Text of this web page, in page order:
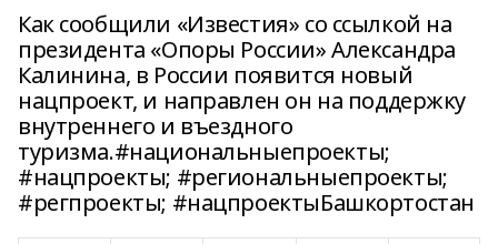
Как сообщили «Известия» со ссылкой на
президента «Опоры России» Александра
Калинина, в России появится новый
нацпроект, и направлен он на поддержку
внутреннего и въездного
туризма.#национальныепроекты;
#нацпроекты; #региональныепроекты;
#регпроекты; #нацпроектыБашкортостан